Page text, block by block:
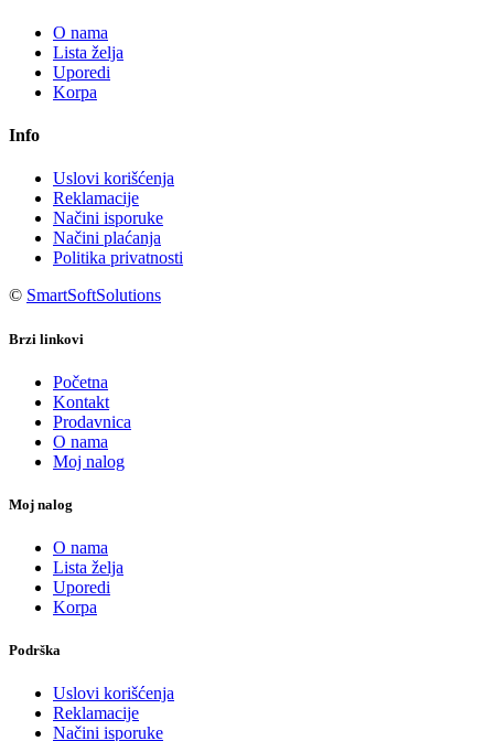
O nama
Lista želja
Uporedi
Korpa
Info
Uslovi korišćenja
Reklamacije
Načini isporuke
Načini plaćanja
Politika privatnosti
© SmartSoftSolutions
Brzi linkovi
Početna
Kontakt
Prodavnica
O nama
Moj nalog
Moj nalog
O nama
Lista želja
Uporedi
Korpa
Podrška
Uslovi korišćenja
Reklamacije
Načini isporuke